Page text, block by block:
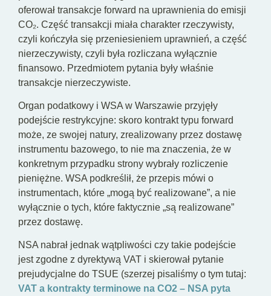
oferował transakcje forward na uprawnienia do emisji
CO₂. Część transakcji miała charakter rzeczywisty,
czyli kończyła się przeniesieniem uprawnień, a część
nierzeczywisty, czyli była rozliczana wyłącznie
finansowo. Przedmiotem pytania były właśnie
transakcje nierzeczywiste.
Organ podatkowy i WSA w Warszawie przyjęły
podejście restrykcyjne: skoro kontrakt typu forward
może, ze swojej natury, zrealizowany przez dostawę
instrumentu bazowego, to nie ma znaczenia, że w
konkretnym przypadku strony wybrały rozliczenie
pieniężne. WSA podkreślił, że przepis mówi o
instrumentach, które „mogą być realizowane”, a nie
wyłącznie o tych, które faktycznie „są realizowane”
przez dostawę.
NSA nabrał jednak wątpliwości czy takie podejście
jest zgodne z dyrektywą VAT i skierował pytanie
prejudycjalne do TSUE (szerzej pisaliśmy o tym tutaj:
VAT a kontrakty terminowe na CO2 – NSA pyta